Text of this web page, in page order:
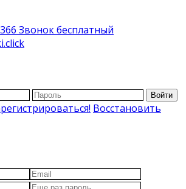
Звонок бесплатный
Войти
Восстановить